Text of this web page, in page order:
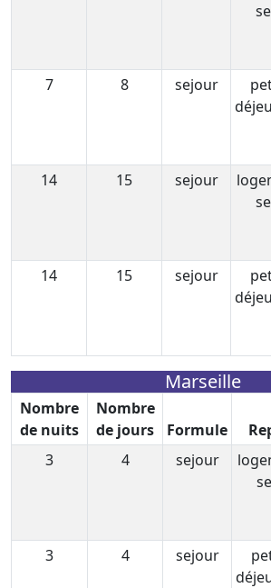
7
8 sejour
14
15 sejour
14
15 sejour
Marseille
Nombre
de nuits
Nombre
de jours
Formule
3
4 sejour
3
4 sejour